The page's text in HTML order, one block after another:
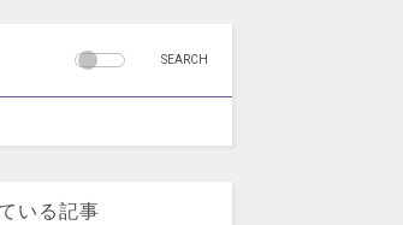
SEARCH
いる記事